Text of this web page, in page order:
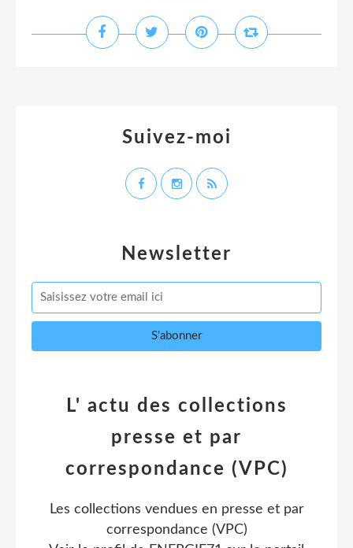
Newsletter
L' actu des collections
presse et par
correspondance (VPC)
Les collections vendues en presse et par
correspondance (VPC)
Suivez-moi